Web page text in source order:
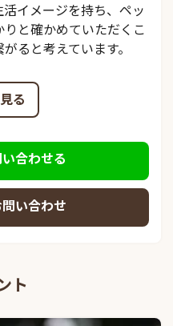
イメージを持ち、ペッ
と確かめていただくこ
ると考えています。
る
合わせる
い合わせ
ト